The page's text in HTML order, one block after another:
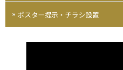
ポスター提示・チラシ設置